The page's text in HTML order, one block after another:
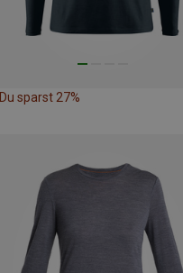
Du sparst 27%